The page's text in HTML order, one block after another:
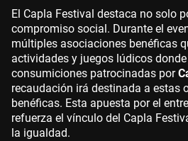
El Capla Festival destaca no solo
compromiso social. Durante el
múltiples asociaciones benéficas
actividades y juegos lúdicos
consumiciones patrocinadas por
recaudación irá destinada a estas
benéficas. Esta apuesta por el
refuerza el vínculo del Capla
la igualdad.